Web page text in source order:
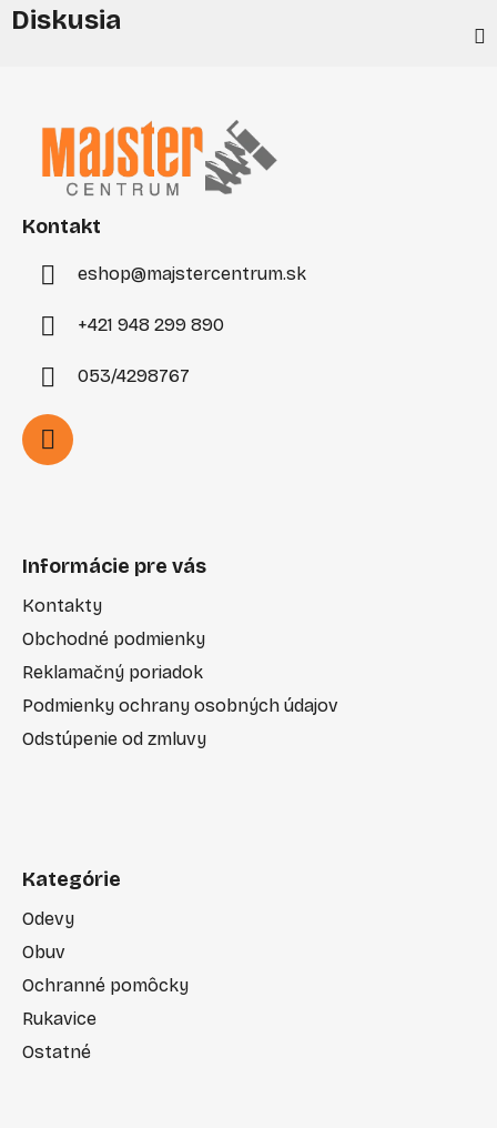
Diskusia
Kontakt
eshop@majstercentrum.sk
+421 948 299 890
053/4298767
Informácie pre vás
Kontakty
Obchodné podmienky
Reklamačný poriadok
Podmienky ochrany osobných údajov
Odstúpenie od zmluvy
Kategórie
Odevy
Obuv
Ochranné pomôcky
Rukavice
Ostatné